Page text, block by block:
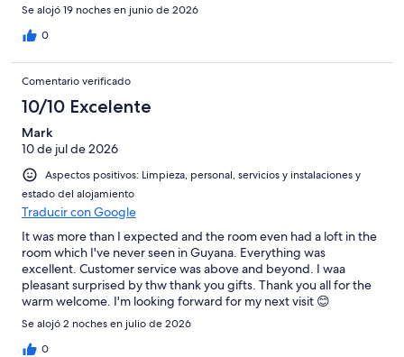
forward to staying there again.
Se alojó 19 noches en junio de 2026
0
Comentario verificado
10/10 Excelente
Mark
10 de jul de 2026
Aspectos positivos: Limpieza, personal, servicios y instalaciones y
estado del alojamiento
Traducir con Google
It was more than I expected and the room even had a loft in the
room which I've never seen in Guyana. Everything was
excellent. Customer service was above and beyond. I waa
pleasant surprised by thw thank you gifts. Thank you all for the
warm welcome. I'm looking forward for my next visit 😊
Se alojó 2 noches en julio de 2026
0